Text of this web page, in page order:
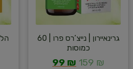
גרינאיירון | נייצ’רס פרו | 60
כמוסות
159 ₪
99 ₪